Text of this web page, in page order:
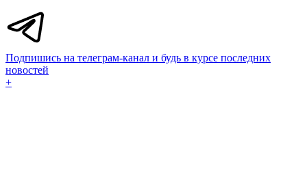
Подпишись на телеграм-канал и будь в курсе последних
новостей
+